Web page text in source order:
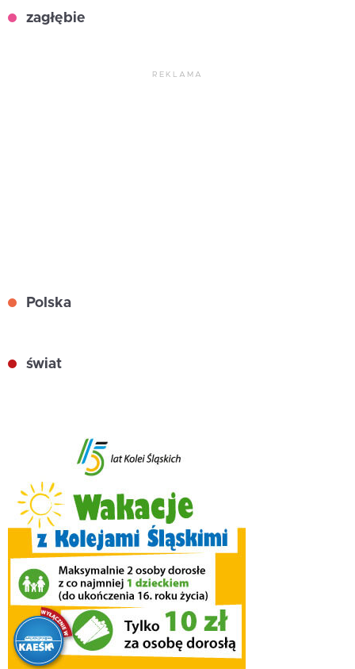
zagłębie
REKLAMA
Polska
świat